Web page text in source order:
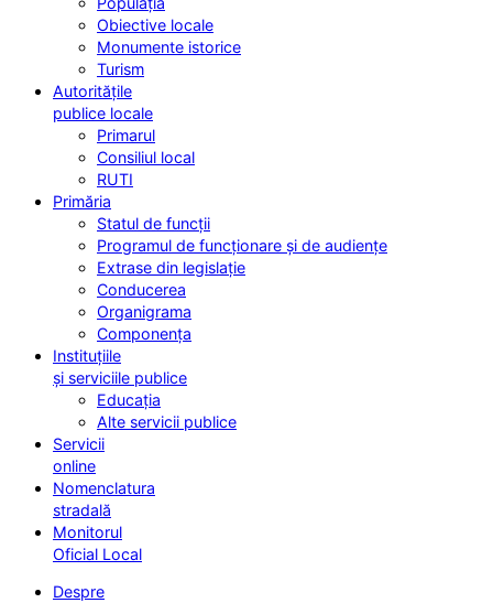
Obiective locale
Monumente istorice
Turism
Autoritățile
publice locale
Primarul
Consiliul local
RUTI
Primăria
Statul de funcții
Programul de funcționare și de audiențe
Extrase din legislație
Conducerea
Organigrama
Componența
Instituțiile
și serviciile publice
Educația
Alte servicii publice
Servicii
online
Nomenclatura
stradală
Monitorul
Oficial Local
Despre